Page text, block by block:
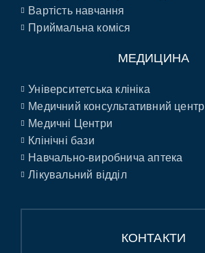
Вартість навчання
Приймальна коміся
МЕДИЦИНА
Університетська клініка
Медичний консультативний центр
Медичні Центри
Клінічні бази
Навчально-виробнича аптека
Лікувальний відділ
КОНТАКТИ